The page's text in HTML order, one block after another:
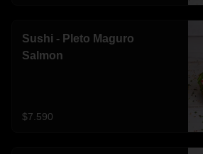
Sushi - Pleto Maguro
Salmon
$7.590